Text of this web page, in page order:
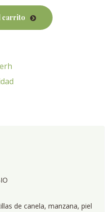
carrito
de canela, manzana, piel